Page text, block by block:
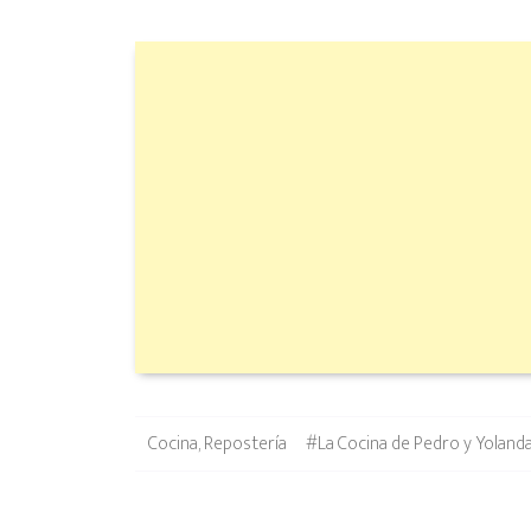
Categories
Cocina,Repostería Tags
#La Cocina de Pedro y